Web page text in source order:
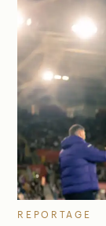
REPORTAGE